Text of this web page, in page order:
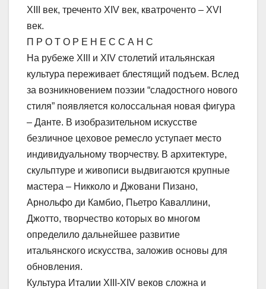
XIII век, треченто XIV век, кватроченто – XVI
век.
П Р О Т О Р Е Н Е С С А Н С
На рубеже XIII и XIV столетий итальянская
культура переживает блестящий подъем. Вслед
за возникновением поэзии “сладостного нового
стиля” появляется колоссальная новая фигура
– Данте. В изобразительном искусстве
безличное цеховое ремесло уступает место
индивидуальному творчеству. В архитектуре,
скульптуре и живописи выдвигаются крупные
мастера – Никколо и Джовани Пизано,
Арнольфо ди Камбио, Пьетро Каваллини,
Джотто, творчество которых во многом
определило дальнейшее развитие
итальянского искусства, заложив основы для
обновления.
Культура Италии XIII-XIV веков сложна и